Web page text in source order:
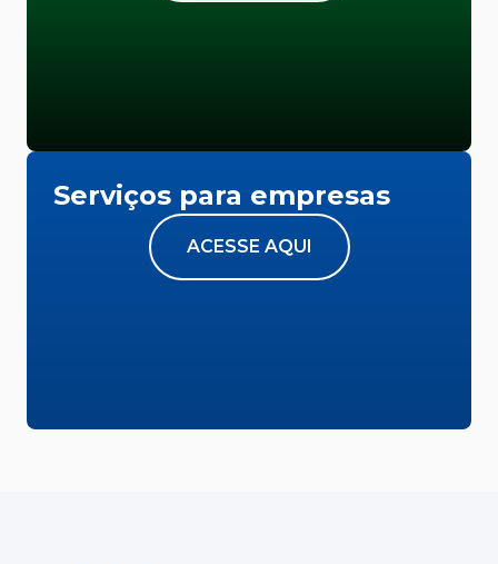
Serviços para empresas
ACESSE AQUI